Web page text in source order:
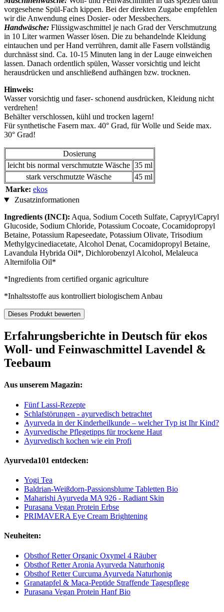
vorgesehene Spül-Fach kippen. Bei der direkten Zugabe empfehlen
wir die Anwendung eines Dosier- oder Messbechers.
Handwäsche: Flüssigwaschmittel je nach Grad der Verschmutzung
in 10 Liter warmen Wasser lösen. Die zu behandelnde Kleidung
eintauchen und per Hand verrühren, damit alle Fasern vollständig
durchnässt sind. Ca. 10-15 Minuten lang in der Lauge einweichen
lassen. Danach ordentlich spülen, Wasser vorsichtig und leicht
herausdrücken und anschließend aufhängen bzw. trocknen.
Hinweis:
Wasser vorsichtig und faser- schonend ausdrücken, Kleidung nicht
verdrehen!
Behälter verschlossen, kühl und trocken lagern!
Für synthetische Fasern max. 40° Grad, für Wolle und Seide max.
30° Grad!
Dosierung
leicht bis normal verschmutzte Wäsche 35 ml
stark verschmutzte Wäsche
45 ml
Marke: ekos
Zusatzinformationen
Ingredients (INCI): Aqua, Sodium Coceth Sulfate, Capryyl/Capryl
Glucoside, Sodium Chloride, Potassium Cocoate, Cocamidopropyl
Betaine, Potassium Rapeseedate, Potassium Olivate, Trisodium
Methylgycinediacetate, Alcohol Denat, Cocamidopropyl Betaine,
Lavandula Hybrida Oil*, Dichlorobenzyl Alcohol, Melaleuca
Alternifolia Oil*
*Ingredients from certified organic agriculture
*Inhaltsstoffe aus kontrolliert biologischem Anbau
Dieses Produkt bewerten
Erfahrungsberichte in Deutsch für ekos
Woll- und Feinwaschmittel Lavendel &
Teebaum
Aus unserem Magazin:
Fünf Lassi-Rezepte
Schlafstörungen - ayurvedisch betrachtet
Ayurveda in der Kinderheilkunde – welcher Typ ist Ihr Kind?
Ayurvedische Pflegetipps für trockene Haut
Ayurvedisch kochen wie ein Profi
Ayurveda101 entdecken:
Yogi Tea
Baldrian-Weißdorn-Passionsblume Tabletten Bio
Maharishi Ayurveda MA 926 - Radiant Skin
Purasana Vegan Protein Erbse
PRIMAVERA Eye Cream Brightening
Neuheiten:
Obsthof Retter Organic Oxymel 4 Räuber
Obsthof Retter Aronia Ayurveda Naturhonig
Obsthof Retter Curcuma Ayurveda Naturhonig
Granatapfel & Maca-Peptide Straffende Tagespflege
Purasana Vegan Protein Hanf Bio